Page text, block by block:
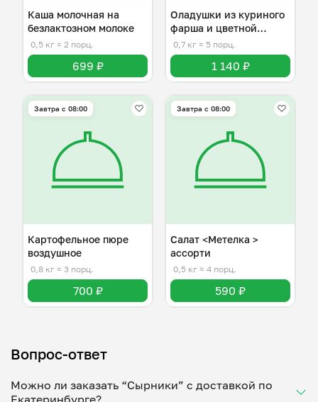
Каша молочная на
безлактозном молоке
0,5 кг ≈ 2 порц.
699 ₽
Оладушки из куриного
фарша и цветной
капусты
0,7 кг ≈ 5 порц.
1 140 ₽
Завтра c 08:00
Картофельное пюре
воздушное
0,8 кг ≈ 3 порц.
700 ₽
Завтра c 08:00
Салат <Метелка >
ассорти
0,5 кг ≈ 4 порц.
590 ₽
Вопрос-ответ
Можно ли заказать “Сырники” с доставкой по
Екатеринбурге?